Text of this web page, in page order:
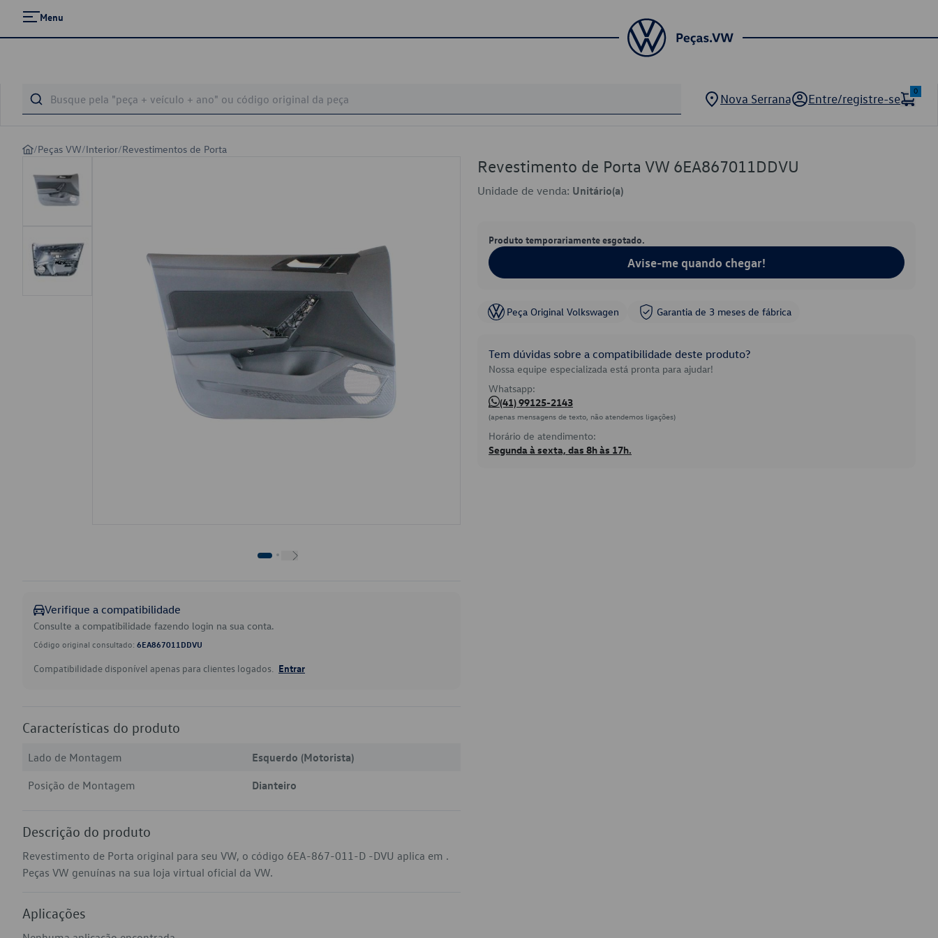
Menu
Nova Serrana Entre/registre-se
0
/Peças VW/Interior/Revestimentos de Porta
Verifique a compatibilidade
Consulte a compatibilidade fazendo login na sua conta.
Código original consultado: 6EA867011DDVU
Compatibilidade disponível apenas para clientes logados. Entrar
Características do produto
Lado de Montagem
Esquerdo (Motorista)
Posição de Montagem
Dianteiro
Descrição do produto
Revestimento de Porta original para seu VW, o código 6EA-867-011-D -DVU aplica em .
Peças VW genuínas na sua loja virtual oficial da VW.
Aplicações
Revestimento de Porta VW 6EA867011DDVU
Unidade de venda: Unitário(a)
Produto temporariamente esgotado.
Avise-me quando chegar!
Peça Original Volkswagen Garantia de 3 meses de fábrica
Tem dúvidas sobre a compatibilidade deste produto?
Nossa equipe especializada está pronta para ajudar!
Whatsapp:
(41) 99125-2143
(apenas mensagens de texto, não atendemos ligações)
Horário de atendimento:
Segunda à sexta, das 8h às 17h.